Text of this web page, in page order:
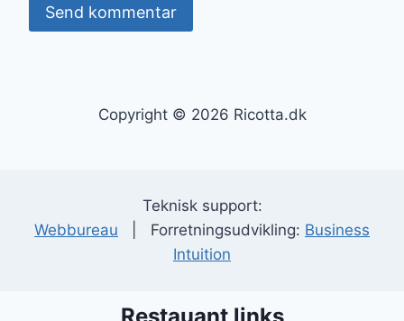
Copyright © 2026 Ricotta.dk
Teknisk support:
Webbureau | Forretningsudvikling: Business
Intuition